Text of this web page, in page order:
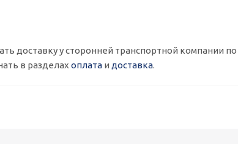
доставку у сторонней транспортной компании
в разделах оплата и доставка.